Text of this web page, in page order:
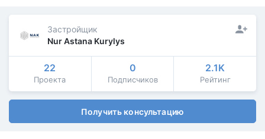
Застройщик
Nur Astana Kurylys
22
Проекта
0
Подписчиков
2.1K
Рейтинг
Получить консультацию